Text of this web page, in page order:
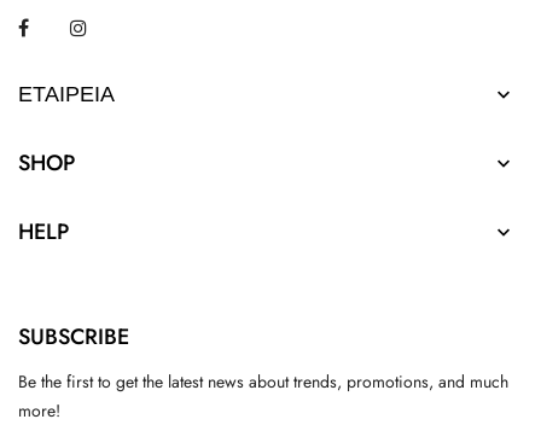
Facebook
ΕΤΑΙΡΕΊΑ 
SHOP 
HELP 
SUBSCRIBE
Be the first to get the latest news about trends, promotions, and much
more!